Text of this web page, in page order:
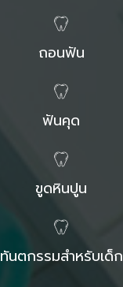
ถอนฟัน
ฟันคุด
ขูดหินปูน
ทันตกรรมสำหรับเด็ก